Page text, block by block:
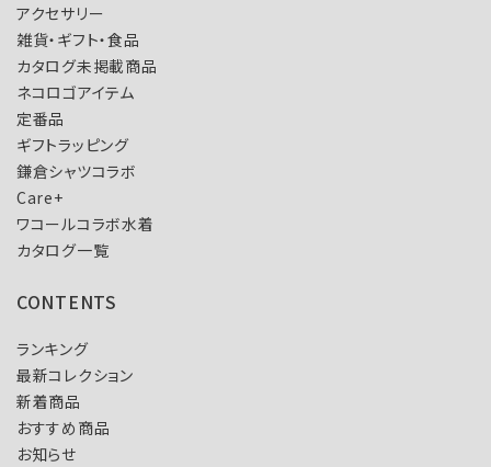
アクセサリー
雑貨・ギフト・食品
カタログ未掲載商品
ネコロゴアイテム
定番品
ギフトラッピング
鎌倉シャツコラボ
Care+
ワコールコラボ水着
カタログ一覧
CONTENTS
ランキング
最新コレクション
新着商品
おすすめ商品
お知らせ